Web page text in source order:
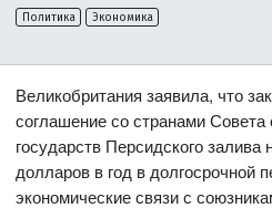
Политика Экономика
Великобритания заявила, что
соглашение со странами Совета
государств Персидского
долларов в год в долгосрочной
экономические связи с